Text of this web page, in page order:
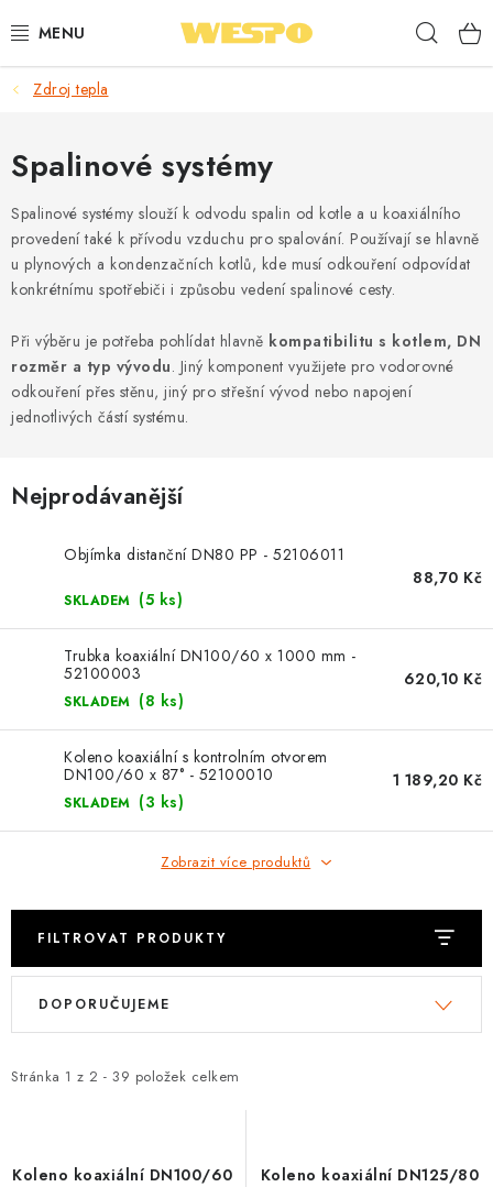
na
ARMATURY PRO TOPENÍ A VODU
TOPENÍ A OHŘEV VODY
TVAROVKY A TRUBKY
VODOINSTALACE
⭐ NEJLÉPE HODNOCENÉ
⚡ NOVINKA
🎁 ODMĚNY ZA BODY
🏆 WESPO BONUS
KONTAKT
OBCHODNÍ PODMÍNKY
O NÁS
VRÁCENÍ ZBOŽÍ A REKLAMACE
MOJE OBJEDNÁVKA
Zdroj tepla
Spalinové systémy
Spalinové systémy slouží k odvodu spalin od kotle a u koaxiálního
provedení také k přívodu vzduchu pro spalování. Používají se hlavně
u plynových a kondenzačních kotlů, kde musí odkouření odpovídat
konkrétnímu spotřebiči i způsobu vedení spalinové cesty.
Při výběru je potřeba pohlídat hlavně kompatibilitu s kotlem, DN
rozměr a typ vývodu. Jiný komponent využijete pro vodorovné
odkouření přes stěnu, jiný pro střešní vývod nebo napojení
jednotlivých částí systému.
Nejprodávanější
Objímka distanční DN80 PP - 52106011
SKLADEM (5 ks)
88,70 Kč
Trubka koaxiální DN100/60 x 1000 mm -
52100003
SKLADEM (8 ks)
620,10 Kč
Koleno koaxiální s kontrolním otvorem
DN100/60 x 87° - 52100010
SKLADEM (3 ks)
1 189,20 Kč
Zobrazit více produktů
FILTROVAT PRODUKTY
V
i
r
Stránka 1 z 2 - 39 položek celkem
Ř
e
p
DOPORUČUJEME
Koleno koaxiální DN100/60
Koleno koaxiální DN125/80